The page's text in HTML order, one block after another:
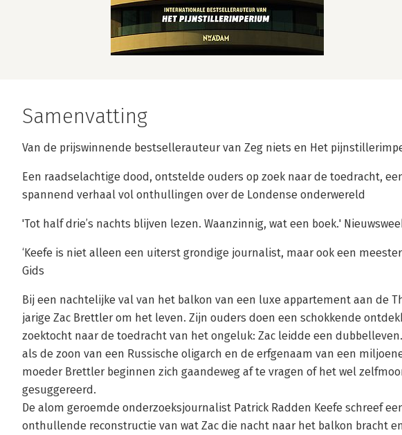
Samenvatting
Van de prijswinnende bestsellerauteur van Zeg niets en Het
Een raadselachtige dood, ontstelde ouders op zoek naar de toedracht,
spannend verhaal vol onthullingen over de Londense onderwereld
'Tot half drie’s nachts blijven lezen. Waanzinnig, wat een boek.'
‘Keefe is niet alleen een uiterst grondige journalist, maar ook een
Gids
Bij een nachtelijke val van het balkon van een luxe appartement aan de
jarige Zac Brettler om het leven. Zijn ouders doen een schokkende
zoektocht naar de toedracht van het ongeluk: Zac leidde een
als de zoon van een Russische oligarch en de erfgenaam van een
moeder Brettler beginnen zich gaandeweg af te vragen of het wel
gesuggereerd.
De alom geroemde onderzoeksjournalist Patrick Radden Keefe schreef
onthullende reconstructie van wat Zac die nacht naar het balkon bracht